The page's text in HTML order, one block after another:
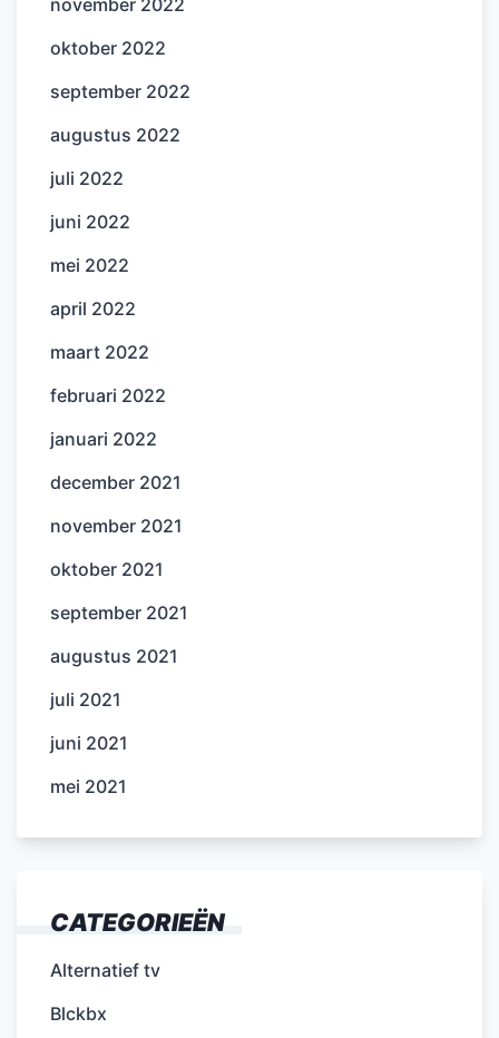
november 2022
oktober 2022
september 2022
augustus 2022
juli 2022
juni 2022
mei 2022
april 2022
maart 2022
februari 2022
januari 2022
december 2021
november 2021
oktober 2021
september 2021
augustus 2021
juli 2021
juni 2021
mei 2021
CATEGORIEËN
Alternatief tv
Blckbx